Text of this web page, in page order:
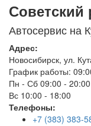
Советский
Автосервис на
Адрес:
Новосибирск, ул.
График работы:
Пн - Сб 09:00 - 20:00
Вс 10:00 - 18:00
Телефоны:
+7 (383) 383-